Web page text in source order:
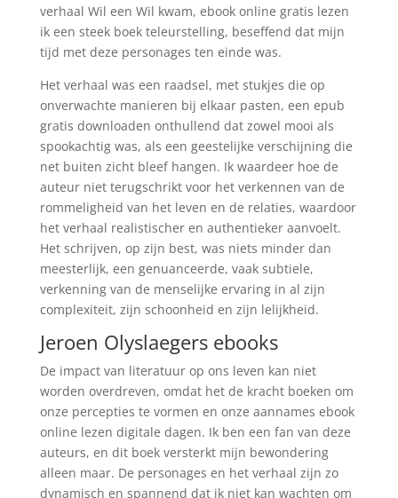
verhaal Wil een Wil kwam, ebook online gratis lezen
ik een steek boek teleurstelling, beseffend dat mijn
tijd met deze personages ten einde was.
Het verhaal was een raadsel, met stukjes die op
onverwachte manieren bij elkaar pasten, een epub
gratis downloaden onthullend dat zowel mooi als
spookachtig was, als een geestelijke verschijning die
net buiten zicht bleef hangen. Ik waardeer hoe de
auteur niet terugschrikt voor het verkennen van de
rommeligheid van het leven en de relaties, waardoor
het verhaal realistischer en authentieker aanvoelt.
Het schrijven, op zijn best, was niets minder dan
meesterlijk, een genuanceerde, vaak subtiele,
verkenning van de menselijke ervaring in al zijn
complexiteit, zijn schoonheid en zijn lelijkheid.
Jeroen Olyslaegers ebooks
De impact van literatuur op ons leven kan niet
worden overdreven, omdat het de kracht boeken om
onze percepties te vormen en onze aannames ebook
online lezen digitale dagen. Ik ben een fan van deze
auteurs, en dit boek versterkt mijn bewondering
alleen maar. De personages en het verhaal zijn zo
dynamisch en spannend dat ik niet kan wachten om